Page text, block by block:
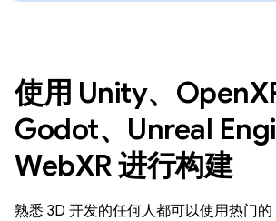
使用 Unity、
Godot、Unreal
WebXR 进行构建
熟悉 3D 开发的任何人都可以使用热门的